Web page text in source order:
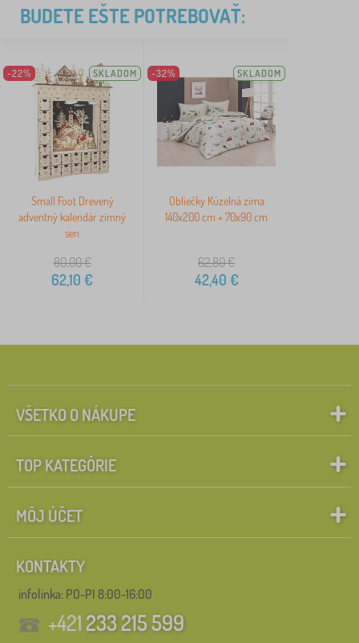
BUDETE EŠTE POTREBOVAŤ:
-22% SKLADOM
Small Foot Drevený
adventný kalendár zimný
sen
80,00€
62,10 €
-32% SKLADOM
Obliečky Kúzelná zima
140x200 cm + 70x90 cm
62,80€
42,40 €
VŠETKO O NÁKUPE
TOP KATEGÓRIE
MÔJ ÚČET
KONTAKTY
infolinka: PO-PI 8:00-16:00
+421233 215 599